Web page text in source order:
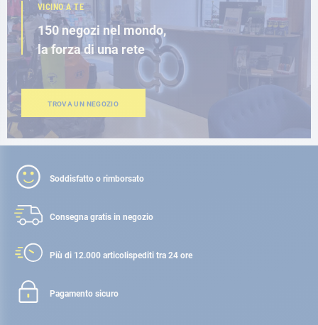
VICINO A TE
150 negozi nel mondo,
la forza di una rete
TROVA UN NEGOZIO
Soddisfatto o rimborsato
Consegna gratis in negozio
Più di 12.000 articolispediti tra 24 ore
Pagamento sicuro